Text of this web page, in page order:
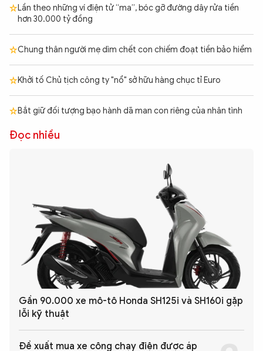
Lần theo những ví điện tử “ma”, bóc gỡ đường dây rửa tiền
hơn 30.000 tỷ đồng
Chung thân người mẹ dìm chết con chiếm đoạt tiền bảo hiểm
Khởi tố Chủ tịch công ty "nổ" sở hữu hàng chục tỉ Euro
Bắt giữ đối tượng bạo hành dã man con riêng của nhân tình
Đọc nhiều
Gần 90.000 xe mô-tô Honda SH125i và SH160i gặp
lỗi kỹ thuật
Đề xuất mua xe công chạy điện được áp